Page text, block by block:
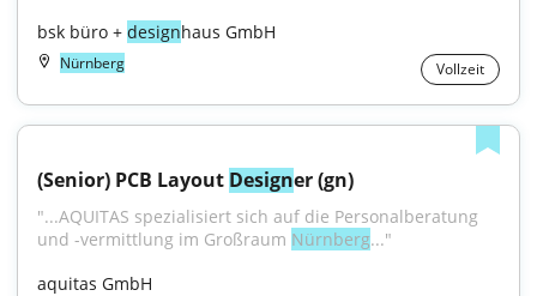
bsk büro + designhaus GmbH
Nürnberg Vollzeit
(Senior) PCB Layout Designer (gn)
"...AQUITAS spezialisiert sich auf die Personalberatung
und -vermittlung im Großraum Nürnberg..."
aquitas GmbH